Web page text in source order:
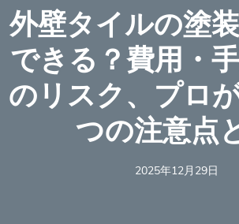
外壁タイルの塗
できる？費用・
のリスク、プロ
つの注意点
2025年12月29日